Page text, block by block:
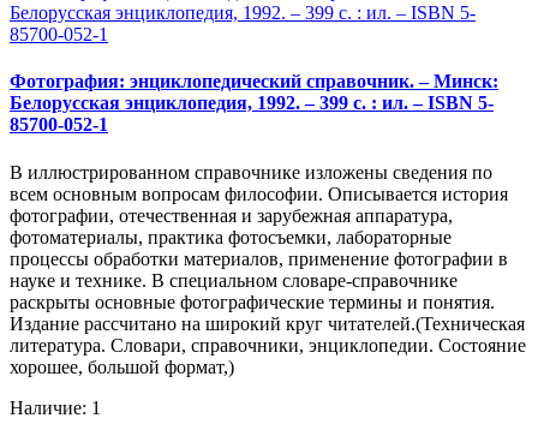
Фотография: энциклопедический справочник. – Минск:
Белорусская энциклопедия, 1992. – 399 с. : ил. – ISBN 5-
85700-052-1
В иллюстрированном справочнике изложены сведения по
всем основным вопросам философии. Описывается история
фотографии, отечественная и зарубежная аппаратура,
фотоматериалы, практика фотосъемки, лабораторные
процессы обработки материалов, применение фотографии в
науке и технике. В специальном словаре-справочнике
раскрыты основные фотографические термины и понятия.
Издание рассчитано на широкий круг читателей.(Техническая
литература. Словари, справочники, энциклопедии. Состояние
хорошее, большой формат,)
Наличие: 1